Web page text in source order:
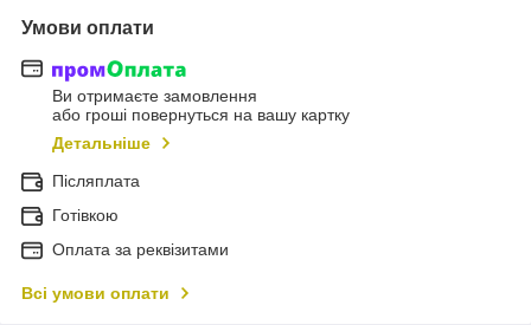
Умови оплати
Ви отримаєте замовлення
або гроші повернуться на вашу картку
Детальніше
Післяплата
Готівкою
Оплата за реквізитами
Всі умови оплати